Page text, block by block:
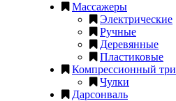
Массажеры
Электрические
Ручные
Деревянные
Пластиковые
Компрессионный
Чулки
Дарсонваль